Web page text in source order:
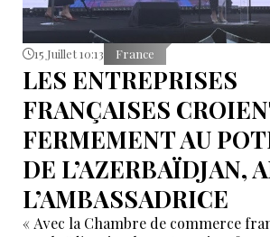
15 Juillet 10:13 France
LES ENTREPRISES
FRANÇAISES
FERMEMENT AU
DE L’AZERBAÏDJAN,
L’AMBASSADRICE
« Avec la Chambre de commerce